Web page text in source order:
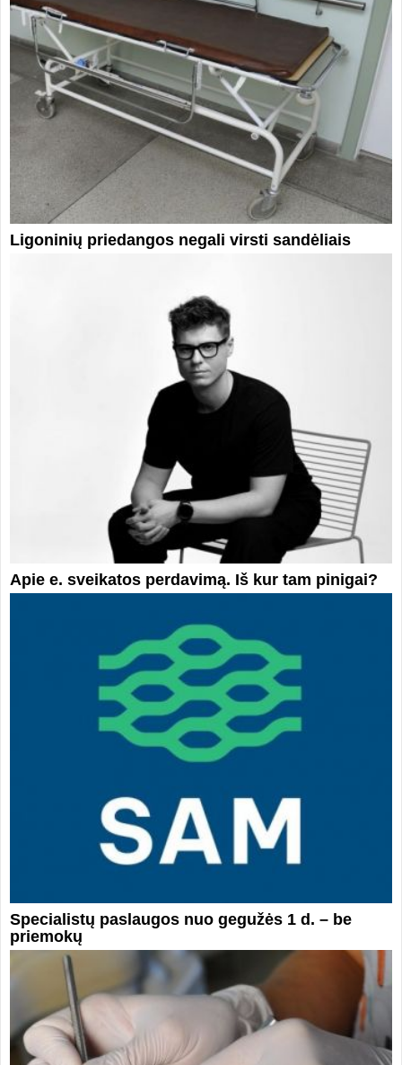
Ligoninių priedangos negali virsti sandėliais
Apie e. sveikatos perdavimą. Iš kur tam pinigai?
Specialistų paslaugos nuo gegužės 1 d. – be
priemokų